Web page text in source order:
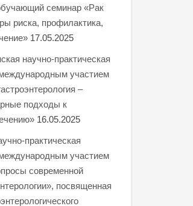
семинар «Рак
риска, профилактика,
17.05.2025
научно-практическая
участием
–
подходы к
16.05.2025
практическая
участием
современной
посвященная